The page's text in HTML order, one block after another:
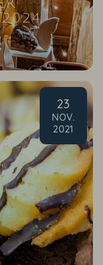
2024
23
NOV.
2021